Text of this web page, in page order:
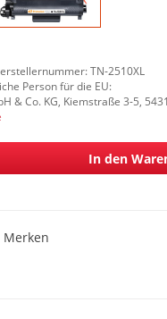
TN-2510XL
Person für die EU:
& Co. KG, Kiemstraße 3-5,
In den
Merken